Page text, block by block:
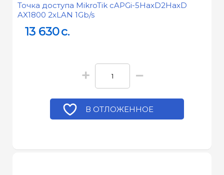
Точка доступа MikroTik cAPGi-5HaxD2HaxD
AX1800 2xLAN 1Gb/s
13 630c.
+ −
В ОТЛОЖЕННОЕ